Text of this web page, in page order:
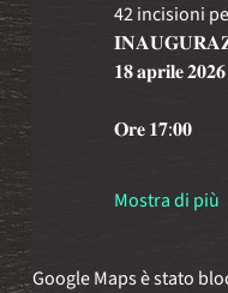
42 incisioni
𝟏𝟖 𝐚𝐩𝐫𝐢𝐥𝐞 𝟐𝟎𝟐𝟔
𝐎𝐫𝐞 𝟏𝟕:𝟎𝟎
Mostra di più
Google Maps è stato